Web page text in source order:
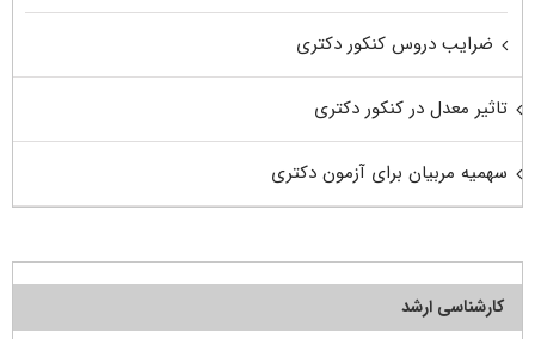
ضرایب دروس کنکور دکتری
تاثیر معدل در کنکور دکتری
سهمیه مربیان برای آزمون دکتری
کارشناسی ارشد